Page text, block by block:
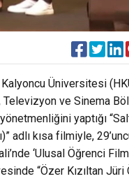
Kalyoncu Üniversitesi
Televizyon ve Sinema
yaptığı
adlı kısa filmiyle,
‘Ulusal Öğrenci
“Özer Kızıltan Jüri